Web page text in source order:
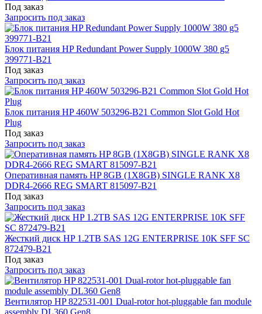
Под заказ
Запросить под заказ
Блок питания HP Redundant Power Supply 1000W 380 g5
399771-B21
Под заказ
Запросить под заказ
Блок питания HP 460W 503296-B21 Common Slot Gold Hot
Plug
Под заказ
Запросить под заказ
Оперативная память HP 8GB (1X8GB) SINGLE RANK X8
DDR4-2666 REG SMART 815097-B21
Под заказ
Запросить под заказ
Жесткий диск HP 1.2TB SAS 12G ENTERPRISE 10K SFF SC
872479-B21
Под заказ
Запросить под заказ
Вентилятор HP 822531-001 Dual-rotor hot-pluggable fan module
assembly DL360 Gen8